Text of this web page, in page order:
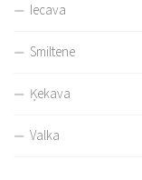
Iecava
Smiltene
Ķekava
Valka